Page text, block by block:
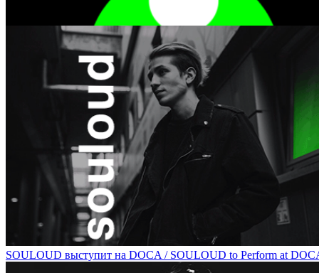
Мандала: древнейший инструмент работы с бессознательным
SOULOUD выступит на DOCA / SOULOUD to Perform at